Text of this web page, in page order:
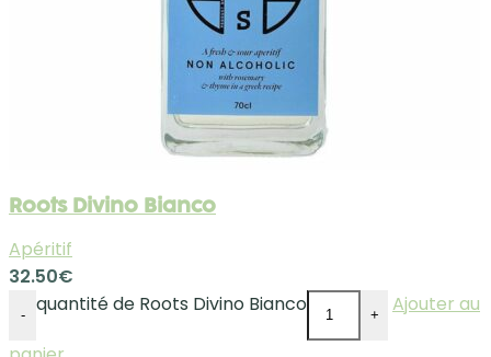
Roots Divino Bianco
Apéritif
32.50€
- quantité de Roots Divino Bianco +
Ajouter au